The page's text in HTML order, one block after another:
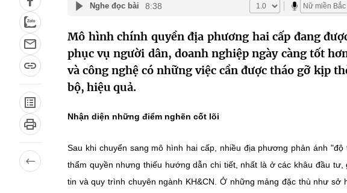
Nghe đọc bài 8:38
Mô hình chính quyền địa phương hai cấp đang
phục vụ người dân, doanh nghiệp ngày càng tốt
và công nghệ có những việc cần được tháo gỡ kịp
bộ, hiệu quả.
Nhận diện những điểm nghẽn cốt lõi
Sau khi chuyển sang mô hình hai cấp, nhiều địa phương phản ánh
thẩm quyền nhưng thiếu hướng dẫn chi tiết, nhất là ở các khâu đầu
tin và quy trình chuyên ngành KH&CN. Ở những mảng đặc thù như